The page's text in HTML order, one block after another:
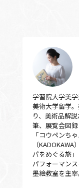
学習院大学美
美術大学留学
り、美術品解
筆、展覧会図
「コウペンち
（
パをめぐる旅
パフォーマン
墨絵教室を主宰